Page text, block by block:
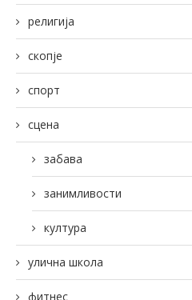
религија
скопје
спорт
сцена
забава
занимливости
култура
улична школа
фитнес